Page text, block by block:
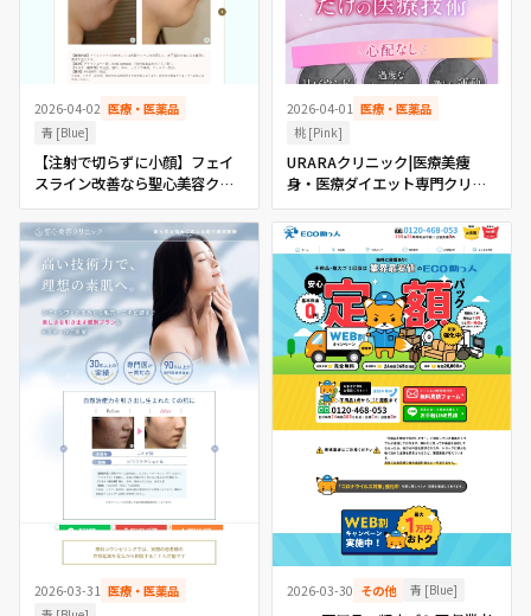
2026-04-02 医療・医薬品
青 [Blue]
【注射で切らずに小顔】フェイ
スライン改善なら聖心美容クリ
ニック
2026-04-01 医療・医薬品
桃 [Pink]
URARAクリニック|医療美痩
身・医療ダイエット専門クリニ
ック
2026-03-31 医療・医薬品
2026-03-30 その他 青 [Blue]